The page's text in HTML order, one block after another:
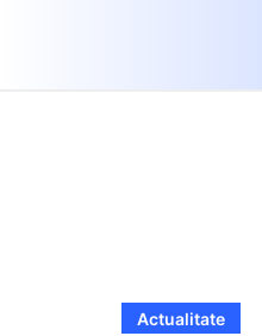
Actualitate